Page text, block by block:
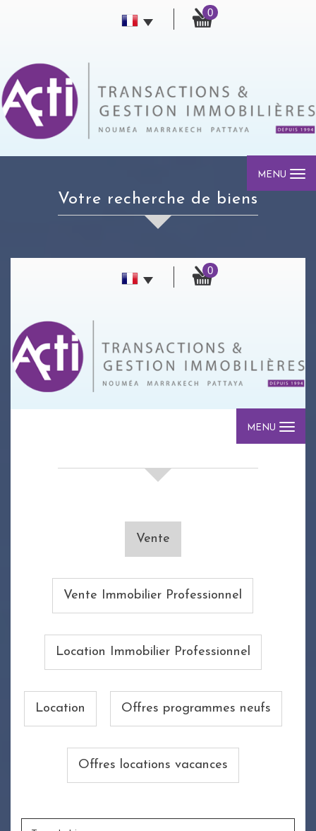
0
MENU
votre recherche de biens
0
MENU
Vente
Vente Immobilier Professionnel
Location Immobilier Professionnel
Location Offres programmes neufs
Offres locations vacances